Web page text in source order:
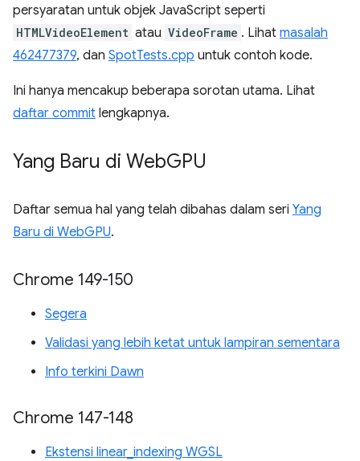
persyaratan untuk objek JavaScript seperti
HTMLVideoElement atau VideoFrame . Lihat masalah
462477379, dan SpotTests.cpp untuk contoh kode.
Ini hanya mencakup beberapa sorotan utama. Lihat
daftar commit lengkapnya.
Yang Baru di WebGPU
Daftar semua hal yang telah dibahas dalam seri Yang
Baru di WebGPU.
Chrome 149-150
Segera
Validasi yang lebih ketat untuk lampiran sementara
Info terkini Dawn
Chrome 147-148
Ekstensi linear_indexing WGSL